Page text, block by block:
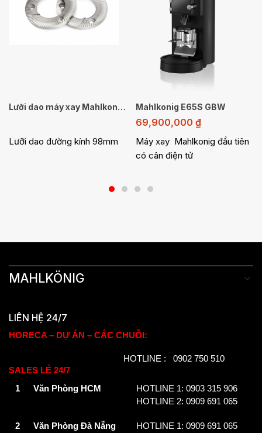
Lưỡi dao máy xay Mahlkonig EK43
Lưỡi dao đường kính 98mm
Mahlkonig E65S GBW
69,900,000 ₫
Máy xay Mahlkonig đầu tiên
có cân điện tử
MAHLKÖNIG
LIÊN HỆ 24/7
HORECA – DỰ ÁN – CÁC CHUỖI:
HOTLINE : 0902 750 510
SALES LẺ 24/7
1
Văn Phòng HCM
HOTLINE 1: 0903 315 906
HOTLINE 2: 0909 691 065
2 Văn Phòng Đà Nẵng
HOTLINE 1: 0909 691 065